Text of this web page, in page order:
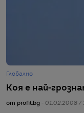
Глобално
Коя е най-
от profit.bg - 01.02.2008 /